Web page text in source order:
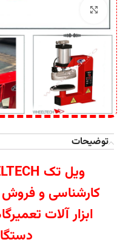
توضیحات
کارشناسی و
ابزار آلات